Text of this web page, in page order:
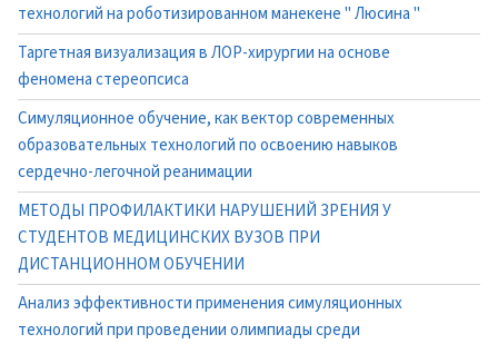
технологий на роботизированном манекене " Люсина "
Таргетная визуализация в ЛОР-хирургии на основе
феномена стереопсиса
Симуляционное обучение, как вектор современных
образовательных технологий по освоению навыков
сердечно-легочной реанимации
МЕТОДЫ ПРОФИЛАКТИКИ НАРУШЕНИЙ ЗРЕНИЯ У
СТУДЕНТОВ МЕДИЦИНСКИХ ВУЗОВ ПРИ
ДИСТАНЦИОННОМ ОБУЧЕНИИ
Анализ эффективности применения симуляционных
технологий при проведении олимпиады среди